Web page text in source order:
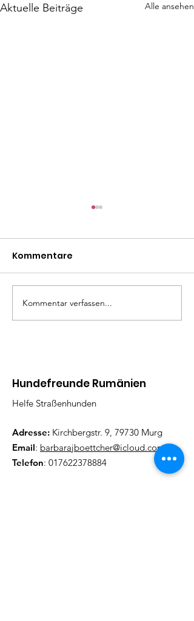
Aktuelle Beiträge Alle ansehen
Kommentare
Kommentar verfassen...
Hundefreunde Rumänien
Helfe Straßenhunden
Adresse: Kirchbergstr. 9, 79730 Murg
Email: barbarajboettcher@icloud.com
Telefon: 017622378884